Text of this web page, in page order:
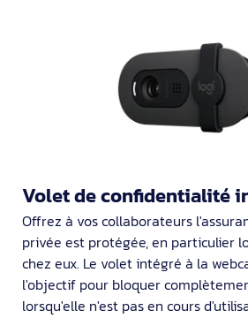
Volet de confidentialité
Offrez à vos collaborateurs
privée est protégée, en particulier
chez eux. Le volet intégré à la
l'objectif pour bloquer
lorsqu'elle n'est pas en cours